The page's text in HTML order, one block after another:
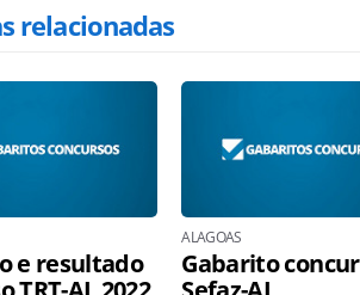
relacionadas
e resultado
ALAGOAS
Gabarito